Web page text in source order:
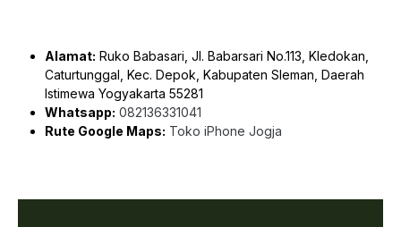
Alamat: Ruko Babasari, Jl. Babarsari No.113, Kledokan,
Caturtunggal, Kec. Depok, Kabupaten Sleman, Daerah
Istimewa Yogyakarta 55281
Whatsapp: 082136331041
Rute Google Maps: Toko iPhone Jogja